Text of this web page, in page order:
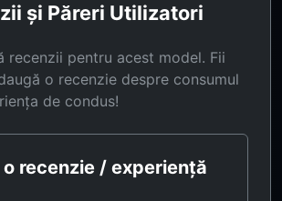
și Păreri Utilizatori
recenzii pentru acest model. Fii
o recenzie despre consumul
de condus!
recenzie / experiență